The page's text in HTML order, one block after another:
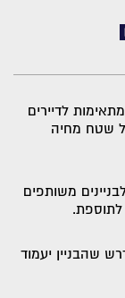
לדיירים
שטח מחיה
משותפים
לתוספת.
שהבניין יעמוד